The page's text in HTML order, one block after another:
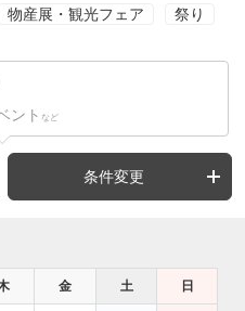
物産展・観光フェア 祭り
ント など
条件変更
金 土 日